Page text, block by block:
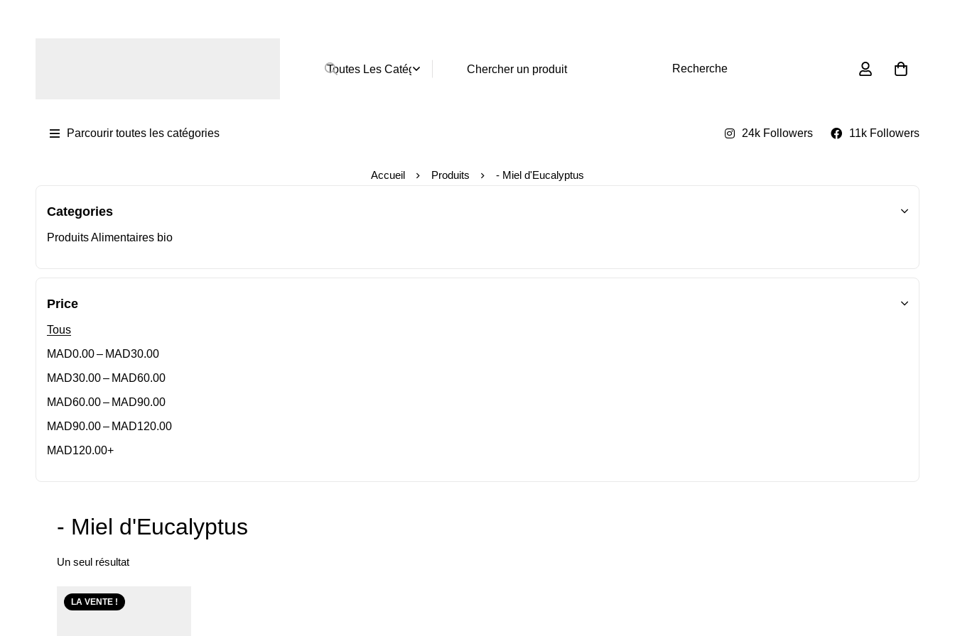
Recherche
Parcourir toutes les catégories 24k Followers 11k Followers
Accueil Produits - Miel d'Eucalyptus
Categories
Produits Alimentaires bio
Price
Tous
MAD0.00– MAD30.00
MAD30.00– MAD60.00
MAD60.00– MAD90.00
MAD90.00– MAD120.00
MAD120.00+
- Miel d'Eucalyptus
Un seul résultat
LA VENTE !